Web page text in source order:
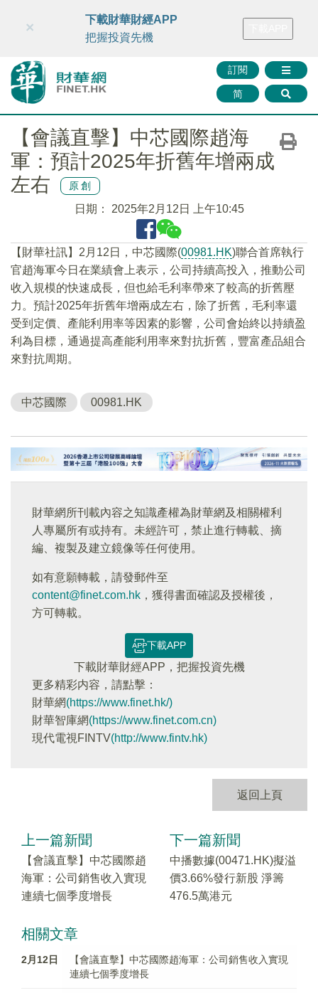
財華智庫網 FINTV FINMETA 財華證券 媒體矩陣
訂閱
简
×
下載財華財經APP
把握投資先機
【會議直擊】中芯國際趙海
軍：預計2025年折舊年增兩成
左右
原創
日期： 2025年2月12日 上午10:45
【財華社訊】2月12日，中芯國際(00981.HK)聯合首席執行
官趙海軍今日在業績會上表示，公司持續高投入，推動公司
收入規模的快速成長，但也給毛利率帶來了較高的折舊壓
力。預計2025年折舊年增兩成左右，除了折舊，毛利率還
受到定價、產能利用率等因素的影響，公司會始終以持續盈
利為目標，通過提高產能利用率來對抗折舊，豐富產品組合
來對抗周期。
中芯國際 00981.HK
財華網所刊載內容之知識產權為財華網及相關權利
人專屬所有或持有。未經許可，禁止進行轉載、摘
編、複製及建立鏡像等任何使用。
如有意願轉載，請發郵件至
content@finet.com.hk ，獲得書面確認及授權後，
方可轉載。
下載APP
下載財華財經APP，把握投資先機
更多精彩内容，請點擊：
財華網(https://www.finet.hk/)
財華智庫網(https://www.finet.com.cn)
現代電視FINTV(http://www.fintv.hk)
返回上頁
上一篇新聞
【會議直擊】中芯國際趙
海軍：公司銷售收入實現
連續七個季度增長
下一篇新聞
中播數據(00471.HK)擬溢
價3.66%發行新股 淨籌
476.5萬港元
相關文章
2月12日
【會議直擊】中芯國際趙海軍：公司銷售收入實現
連續七個季度增長